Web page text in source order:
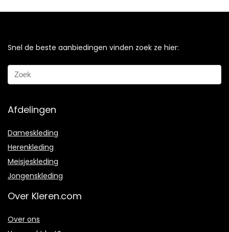
Snel de beste aanbiedingen vinden zoek ze hier:
Afdelingen
Dameskleding
Herenkleding
Meisjeskleding
Jongenskleding
Over Kleren.com
Over ons